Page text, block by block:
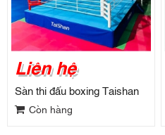
Liên hệ
Sàn thi đấu boxing Taishan
Còn hàng